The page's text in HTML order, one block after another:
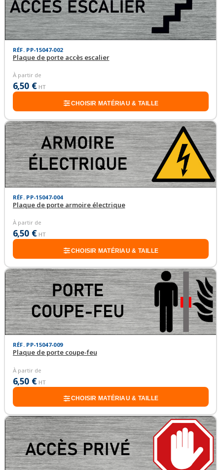
RÉF. PP-15047-002
Plaque de porte accès escalier
À partir de
6,50 € HT
CHOISIR MATÉRIAU & TAILLE
RÉF. PP-15047-004
Plaque de porte armoire électrique
À partir de
6,50 € HT
CHOISIR MATÉRIAU & TAILLE
RÉF. PP-15047-009
Plaque de porte coupe-feu
À partir de
6,50 € HT
CHOISIR MATÉRIAU & TAILLE